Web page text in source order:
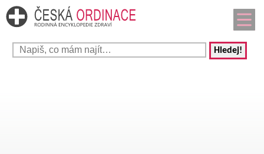
Hledej!